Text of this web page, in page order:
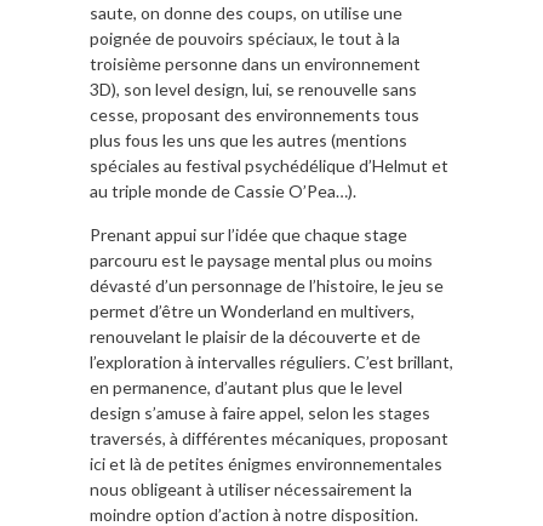
saute, on donne des coups, on utilise une
poignée de pouvoirs spéciaux, le tout à la
troisième personne dans un environnement
3D), son level design, lui, se renouvelle sans
cesse, proposant des environnements tous
plus fous les uns que les autres (mentions
spéciales au festival psychédélique d’Helmut et
au triple monde de Cassie O’Pea…).
Prenant appui sur l’idée que chaque stage
parcouru est le paysage mental plus ou moins
dévasté d’un personnage de l’histoire, le jeu se
permet d’être un Wonderland en multivers,
renouvelant le plaisir de la découverte et de
l’exploration à intervalles réguliers. C’est brillant,
en permanence, d’autant plus que le level
design s’amuse à faire appel, selon les stages
traversés, à différentes mécaniques, proposant
ici et là de petites énigmes environnementales
nous obligeant à utiliser nécessairement la
moindre option d’action à notre disposition.